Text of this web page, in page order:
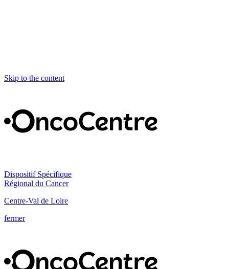
Skip to the content
Dispositif Spécifique
Régional du Cancer
Centre-Val de Loire
fermer